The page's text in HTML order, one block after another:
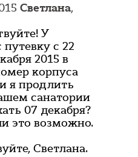
Светлана,
У
с 22
2015 в
корпуса
я продлить
санатории
07 декабря?
это возможно.
Светлана.